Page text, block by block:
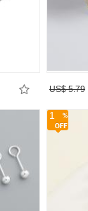
US$ 5.79
1